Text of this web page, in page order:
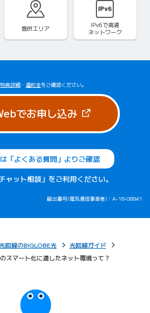
提供エリア IPv6で高速
ネットワーク
特典詳細 ・ 違約金をご確認ください。
でお申し込み（新しいタブ
「よくある質問」よりご確認
ャット相談」をご利用ください。
届出番号(電気通信事業者)：A-18-08841
回線のBIGLOBE光
光回線ガイド
スマート化に適したネット環境って？
開きます）